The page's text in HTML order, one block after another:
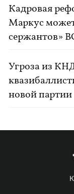
Кадровая
Маркус может
сержантов»
Угроза из
новой партии